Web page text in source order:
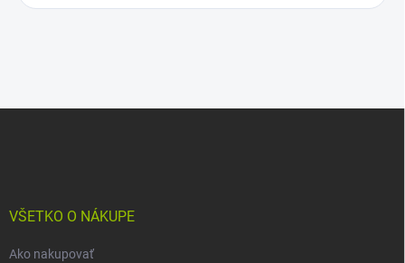
VŠETKO O NÁKUPE
Ako nakupovať